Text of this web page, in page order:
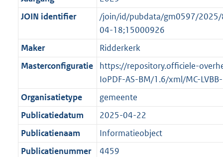
t
i
i
n
f
r
m
a
a
t
:
o
b
e
k
n
d
g
r
o
o
t
t
e
:
1
K
b
JOIN identifier
/join/id/pubdata/gm0597/
04-18;15000926
Maker
Ridderkerk
Masterconfiguratie
https://repository.officiele-
IoPDF-AS-BM/1.6/xml/MC-
Organisatietype
gemeente
Publicatiedatum
2025-04-22
Publicatienaam
Informatieobject
Publicatienummer
4459